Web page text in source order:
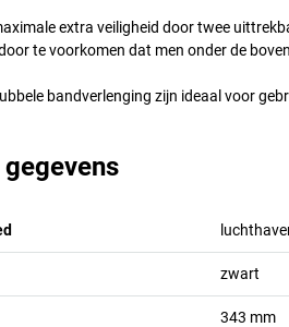
extra veiligheid door twee
te voorkomen dat men onder de
bandverlenging zijn ideaal voor
zwart
343 mm